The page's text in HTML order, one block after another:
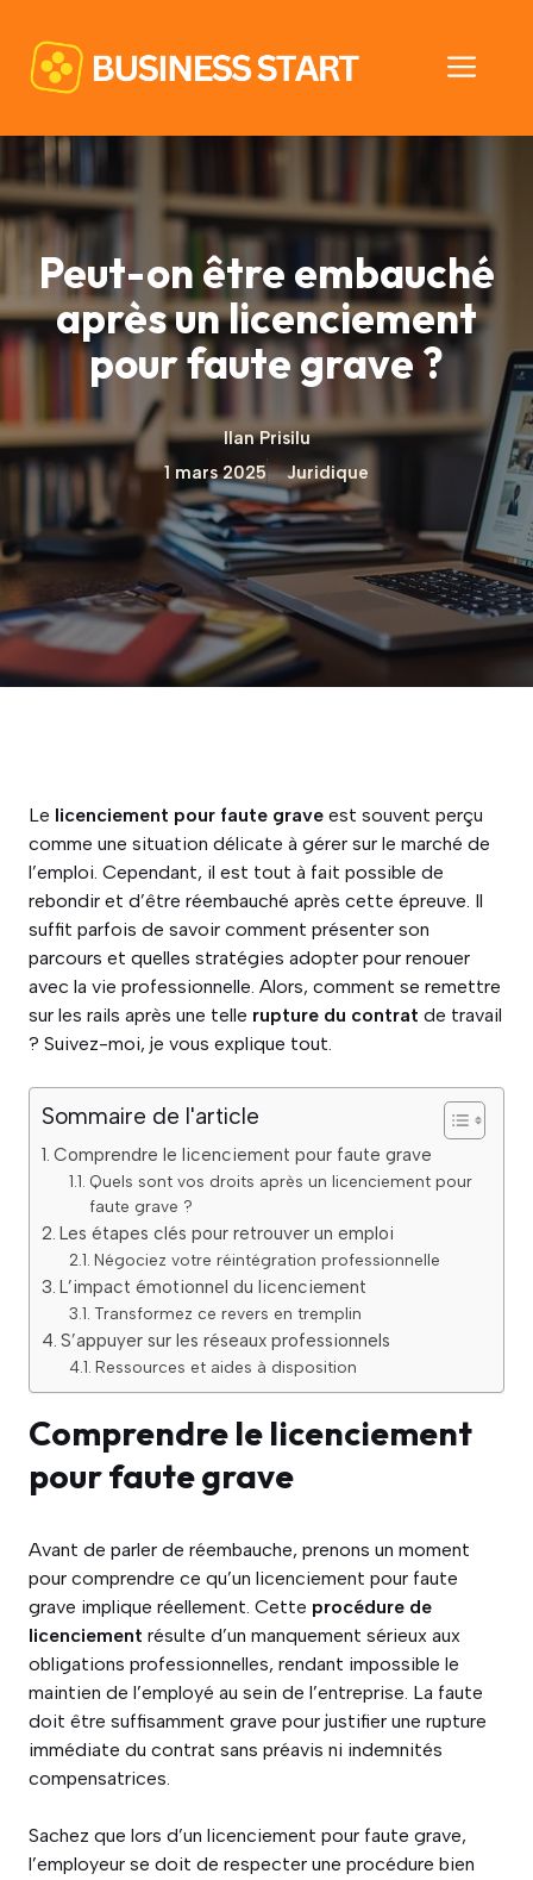
contenu
Peut-on être embauché
après un licenciement
pour faute grave ?
Ilan Prisilu
1 mars 2025
Juridique
Le licenciement pour faute grave est souvent perçu
comme une situation délicate à gérer sur le marché de
l’emploi. Cependant, il est tout à fait possible de
rebondir et d’être réembauché après cette épreuve. Il
suffit parfois de savoir comment présenter son
parcours et quelles stratégies adopter pour renouer
avec la vie professionnelle. Alors, comment se remettre
sur les rails après une telle rupture du contrat de travail
? Suivez-moi, je vous explique tout.
Sommaire de l'article
Comprendre le licenciement pour faute grave
Quels sont vos droits après un licenciement pour
faute grave ?
Les étapes clés pour retrouver un emploi
Négociez votre réintégration professionnelle
L’impact émotionnel du licenciement
Transformez ce revers en tremplin
S’appuyer sur les réseaux professionnels
Ressources et aides à disposition
Comprendre le licenciement
pour faute grave
Avant de parler de réembauche, prenons un moment
pour comprendre ce qu’un licenciement pour faute
grave implique réellement. Cette procédure de
licenciement résulte d’un manquement sérieux aux
obligations professionnelles, rendant impossible le
maintien de l’employé au sein de l’entreprise. La faute
doit être suffisamment grave pour justifier une rupture
immédiate du contrat sans préavis ni indemnités
compensatrices.
Sachez que lors d’un licenciement pour faute grave,
l’employeur se doit de respecter une procédure bien